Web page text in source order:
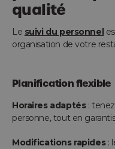
qualité
Le suivi du personnel
organisation de votre
Planification flexible
Horaires adaptés:
personne, tout en
Modifications rapides: